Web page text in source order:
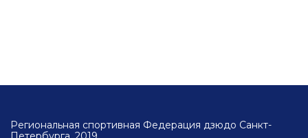
Региональная спортивная Федерация дзюдо Санкт-